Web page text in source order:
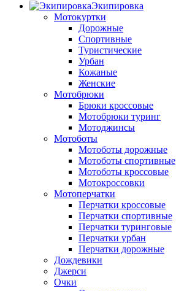
Экипировка
Мотокуртки
Дорожные
Спортивные
Туристические
Урбан
Кожаные
Женские
Мотобрюки
Брюки кроссовые
Мотобрюки туринг
Мотоджинсы
Мотоботы
Мотоботы дорожные
Мотоботы спортивные
Мотоботы кроссовые
Мотокроссовки
Мотоперчатки
Перчатки кроссовые
Перчатки спортивные
Перчатки туринговые
Перчатки урбан
Перчатки дорожные
Дождевики
Джерси
Очки